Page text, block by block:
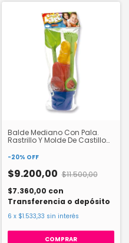
Balde Mediano Con Pala.
Rastrillo Y Molde De Castillo
-20% OFF
$9.200,00 $11.500,00
$7.360,00 con
Transferencia o depósito
6 x $1.533,33 sin interés